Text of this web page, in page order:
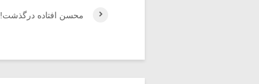
محسن افتاده درگذشت!